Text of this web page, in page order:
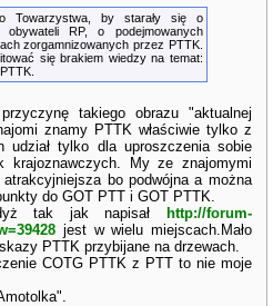
Towarzystwa, by starały się o
obywateli RP, o podejmowanych
zorgamnizowanych przez PTTK.
się brakiem wiedzy na temat:
takiego obrazu "aktualnej
znamy PTTK właściwie tylko z
tylko dla uproszczenia sobie
krajoznawczych. My ze znajomymi
bo podwójna a można
do GOT PTT i GOT PTTK.
tak jak napisał
http://forum-
jest w wielu miejscach.Mało
PTTK przybijane na drzewach.
COTG PTTK z PTT to nie moje